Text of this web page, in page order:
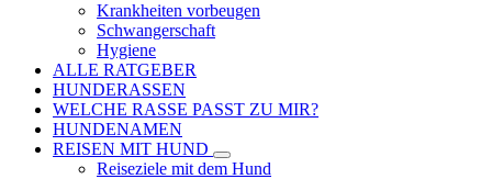
Krankheiten vorbeugen
Schwangerschaft
Hygiene
ALLE RATGEBER
HUNDERASSEN
WELCHE RASSE PASST ZU MIR?
HUNDENAMEN
REISEN MIT HUND
Reiseziele mit dem Hund